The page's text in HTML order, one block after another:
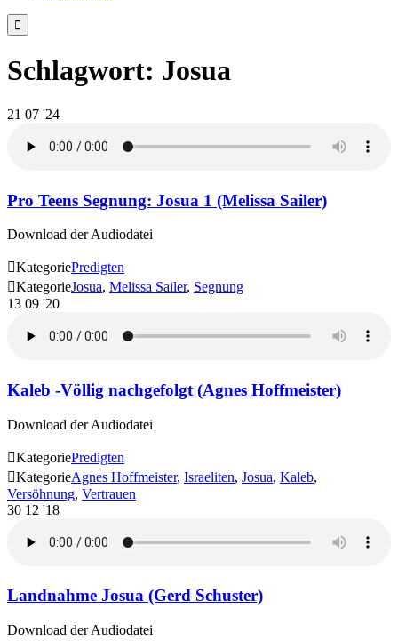

Schlagwort: Josua
21 07 '24
Pro Teens Segnung: Josua 1 (Melissa Sailer)
Download der Audiodatei
KategoriePredigten
KategorieJosua, Melissa Sailer, Segnung
13 09 '20
Kaleb -Völlig nachgefolgt (Agnes Hoffmeister)
Download der Audiodatei
KategoriePredigten
KategorieAgnes Hoffmeister, Israeliten, Josua, Kaleb,
Versöhnung, Vertrauen
30 12 '18
Landnahme Josua (Gerd Schuster)
Download der Audiodatei